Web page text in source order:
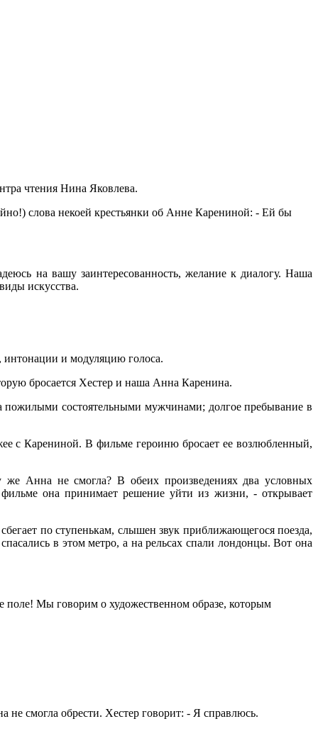
чтения Нина Яковлева.
слова некоей крестьянки об Анне Карениной: - Ей бы
на вашу заинтересованность, желание к диалогу. Наша
искусства.
интонации и модуляцию голоса.
бросается Хестер и наша Анна Каренина.
состоятельными мужчинами; долгое пребывание в
с Карениной. В фильме героиню бросает ее возлюбленный,
Анна не смогла? В обеих произведениях два условных
она принимает решение уйти из жизни, - открывает
по ступенькам, слышен звук приближающегося поезда,
в этом метро, а на рельсах спали лондонцы. Вот она
поле! Мы говорим о художественном образе, которым
смогла обрести. Хестер говорит: - Я справлюсь.